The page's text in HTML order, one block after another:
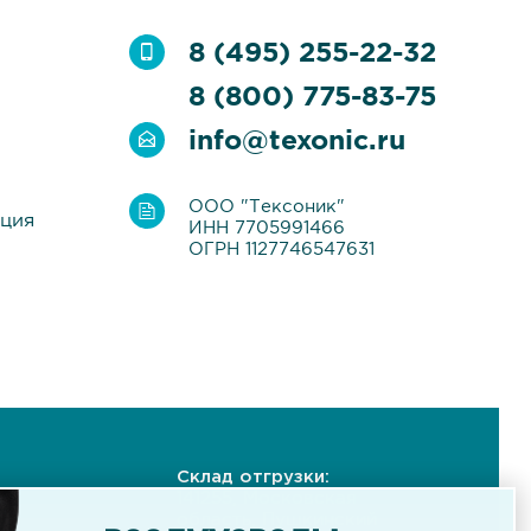
8 (495) 255-22-32
8 (800) 775-83-75
info@texonic.ru
ООО "Тексоник"
ИНН 7705991466
ОГРН 1127746547631
Склад отгрузки: